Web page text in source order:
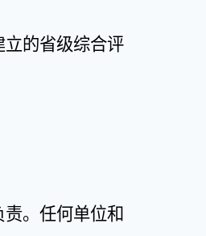
的省级综合评
。任何单位和